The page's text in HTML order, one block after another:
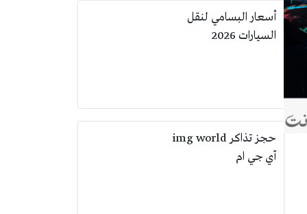
أسعار البسامي لنقل
السيارات 2026
حجز تذاكر img world
آي جي ام